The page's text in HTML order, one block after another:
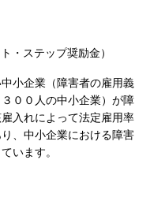
・ステップ奨励金）
小企業（障害者の雇用義
００人の中小企業）が障
入れによって法定雇用率
、中小企業における障害
います。